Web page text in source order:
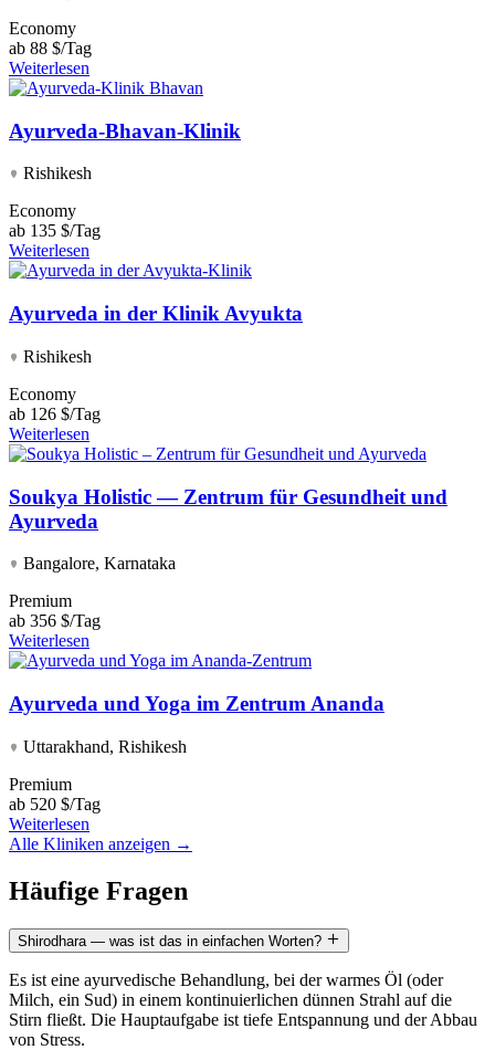
Economy
ab 88 $/Tag
Weiterlesen
Ayurveda-Bhavan-Klinik
Rishikesh
Economy
ab 135 $/Tag
Weiterlesen
Ayurveda in der Klinik Avyukta
Rishikesh
Economy
ab 126 $/Tag
Weiterlesen
Soukya Holistic — Zentrum für Gesundheit und
Ayurveda
Bangalore, Karnataka
Premium
ab 356 $/Tag
Weiterlesen
Ayurveda und Yoga im Zentrum Ananda
Uttarakhand, Rishikesh
Premium
ab 520 $/Tag
Weiterlesen
Alle Kliniken anzeigen →
Häufige Fragen
Shirodhara — was ist das in einfachen Worten?
Es ist eine ayurvedische Behandlung, bei der warmes Öl (oder
Milch, ein Sud) in einem kontinuierlichen dünnen Strahl auf die
Stirn fließt. Die Hauptaufgabe ist tiefe Entspannung und der Abbau
von Stress.